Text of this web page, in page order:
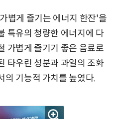
볍게 즐기는 에너지 한잔'을
특유의 청량한 에너지에 다
가볍게 즐기기 좋은 음료로
타우린 성분과 과일의 조화
의 기능적 가치를 높였다.